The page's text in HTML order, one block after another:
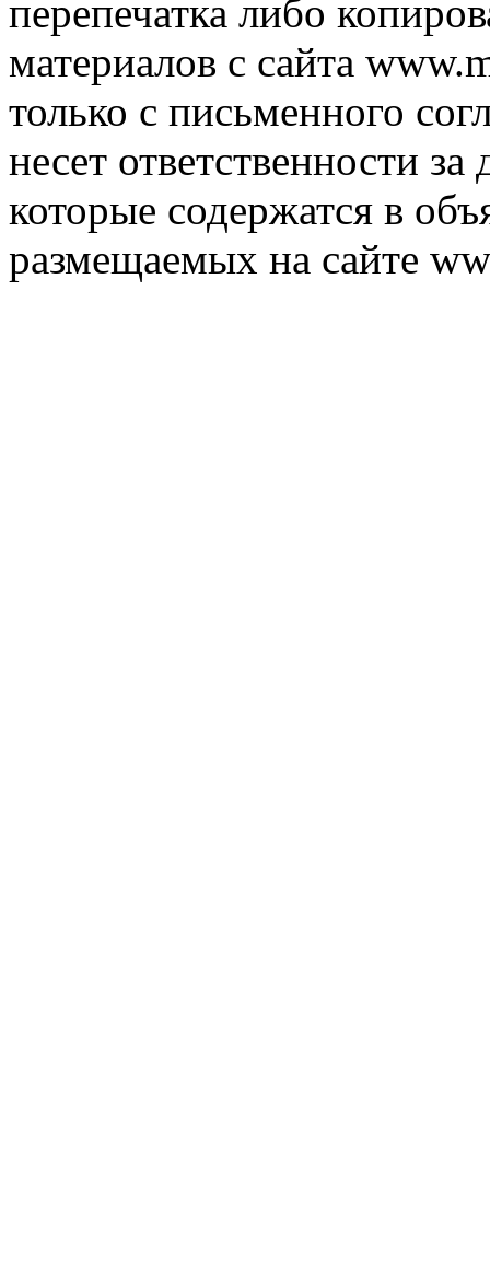
перепечатка либо
материалов с сайта
только с письменного
несет ответственности
которые содержатся в
размещаемых на сайте